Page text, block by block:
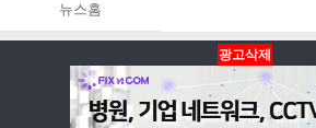
뉴스홈
뉴스홈 PC화면
광고삭제